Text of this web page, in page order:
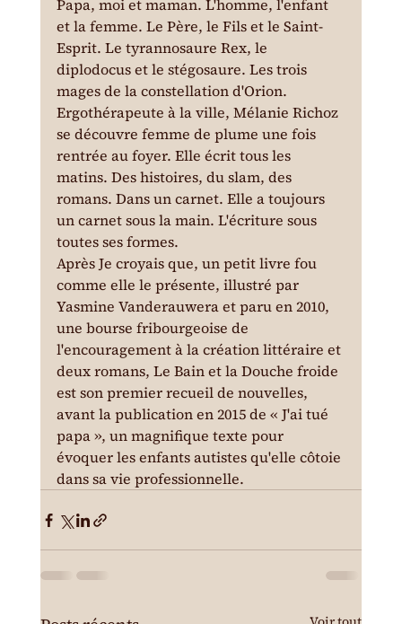
Papa, moi et maman. L'homme, l'enfant
et la femme. Le Père, le Fils et le Saint-
Esprit. Le tyrannosaure Rex, le
diplodocus et le stégosaure. Les trois
mages de la constellation d'Orion.
Ergothérapeute à la ville, Mélanie Richoz
se découvre femme de plume une fois
rentrée au foyer. Elle écrit tous les
matins. Des histoires, du slam, des
romans. Dans un carnet. Elle a toujours
un carnet sous la main. L'écriture sous
toutes ses formes.
Après Je croyais que, un petit livre fou
comme elle le présente, illustré par
Yasmine Vanderauwera et paru en 2010,
une bourse fribourgeoise de
l'encouragement à la création littéraire et
deux romans, Le Bain et la Douche froide
est son premier recueil de nouvelles,
avant la publication en 2015 de « J'ai tué
papa », un magnifique texte pour
évoquer les enfants autistes qu'elle côtoie
dans sa vie professionnelle.